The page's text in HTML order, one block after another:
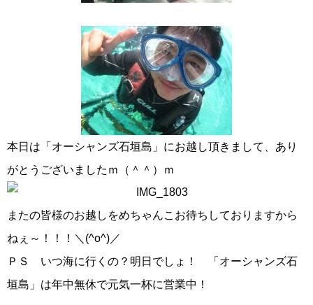
本日は「オーシャンズ石垣島」にお越し頂きまして、あり
がとうございましたｍ（＾＾）ｍ
またの皆様のお越しをめちゃんこお待ちしておりますから
ねぇ～！！！＼(^o^)／
ＰＳ いつ海に行くの？明日でしょ！ 「オーシャンズ石
垣島」は年中無休で元気一杯に営業中！